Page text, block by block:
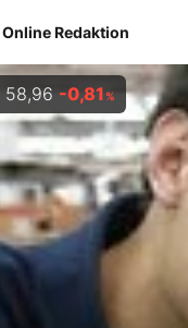
Redaktion
58,96 -0,81%